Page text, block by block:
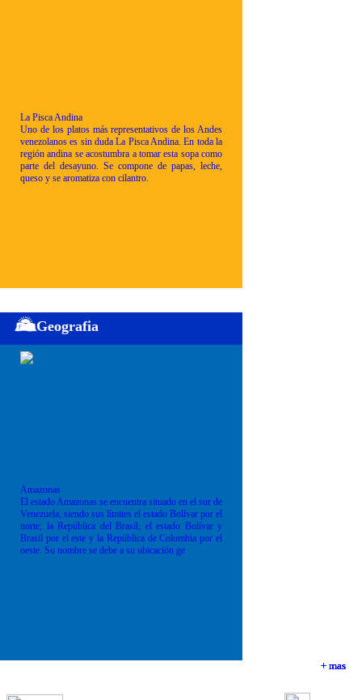
+ mas
+ mas
La Pisca Andina
Uno de los platos más representativos de los Andes
venezolanos es sin duda La Pisca Andina. En toda la
región andina se acostumbra a tomar esta sopa como
parte del desayuno. Se compone de papas, leche,
queso y se aromatiza con cilantro.
+ mas
Geografia
Amazonas
El estado Amazonas se encuentra situado en el sur de
Venezuela, siendo sus límites el estado Bolívar por el
norte; la República del Brasil; el estado Bolívar y
Brasil por el este y la República de Colombia por el
oeste. Su nombre se debe a su ubicación ge
+ mas